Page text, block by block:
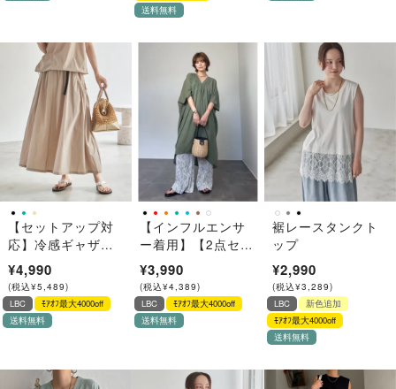
【セットアップ対
応】冷感ギャザー
ポケットワークス
カート
¥4,990
(税込¥5,489)
送料無料
【インフルエンサ
ー着用】【2点セッ
ト】Vネックピンタ
ックセットワンピ
ース
¥3,990
(税込¥4,389)
裾レースタンクト
ップ
¥2,990
(税込¥3,289)
LBC
ﾓｱｵﾌ最大4000off
送料無料
LBC
ﾓｱｵﾌ最大4000off
送料無料
LBC
新色追加
ﾓｱｵﾌ最大4000off
送料無料